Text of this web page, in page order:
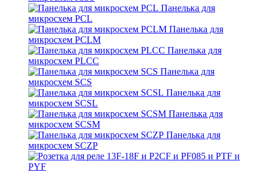
Панелька для
микросхем PCL
Панелька для
микросхем PCLM
Панелька для
микросхем PLCC
Панелька для
микросхем SCS
Панелька для
микросхем SCSL
Панелька для
микросхем SCSM
Панелька для
микросхем SCZP